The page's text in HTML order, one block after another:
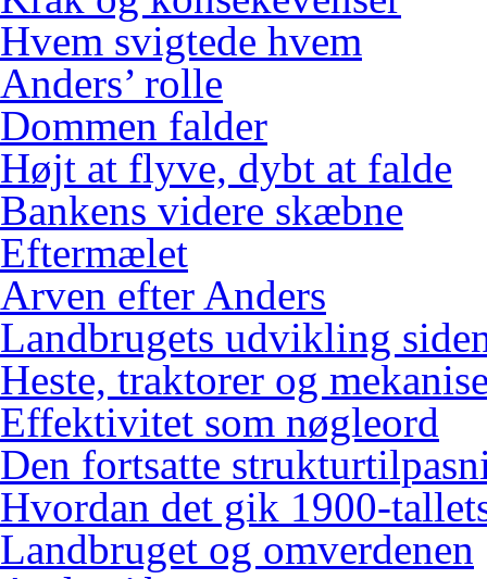
Hvem svigtede hvem
Anders’ rolle
Dommen falder
Højt at flyve, dybt at falde
Bankens videre skæbne
Eftermælet
Arven efter Anders
Landbrugets udvikling
Heste, traktorer og
Effektivitet som nøgleord
Den fortsatte
Hvordan det gik 1900-
Landbruget og omverdenen